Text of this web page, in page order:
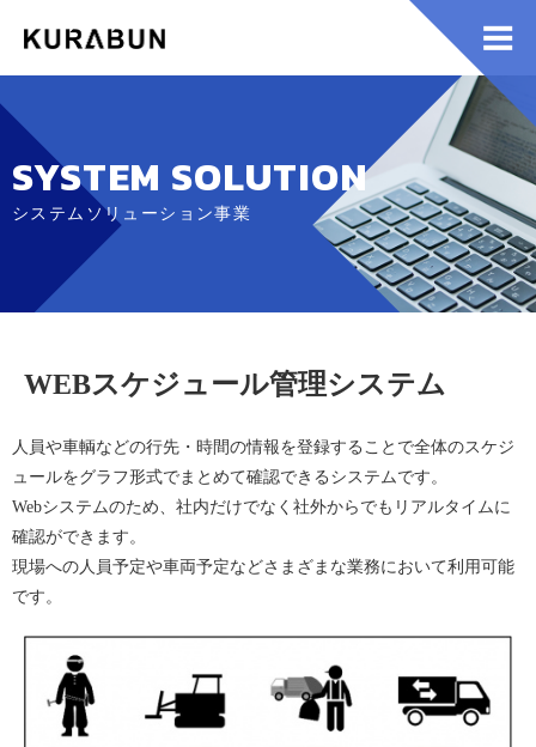
SYSTEM SOLUTION
システムソリューション事業
WEBスケジュール管理システム
人員や車輌などの行先・時間の情報を登録することで全体のスケジ
ュールをグラフ形式でまとめて確認できるシステムです。
Webシステムのため、社内だけでなく社外からでもリアルタイムに
確認ができます。
現場への人員予定や車両予定などさまざまな業務において利用可能
です。